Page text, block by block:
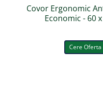
Covor Ergonomic
Economic - 60
Cere Oferta